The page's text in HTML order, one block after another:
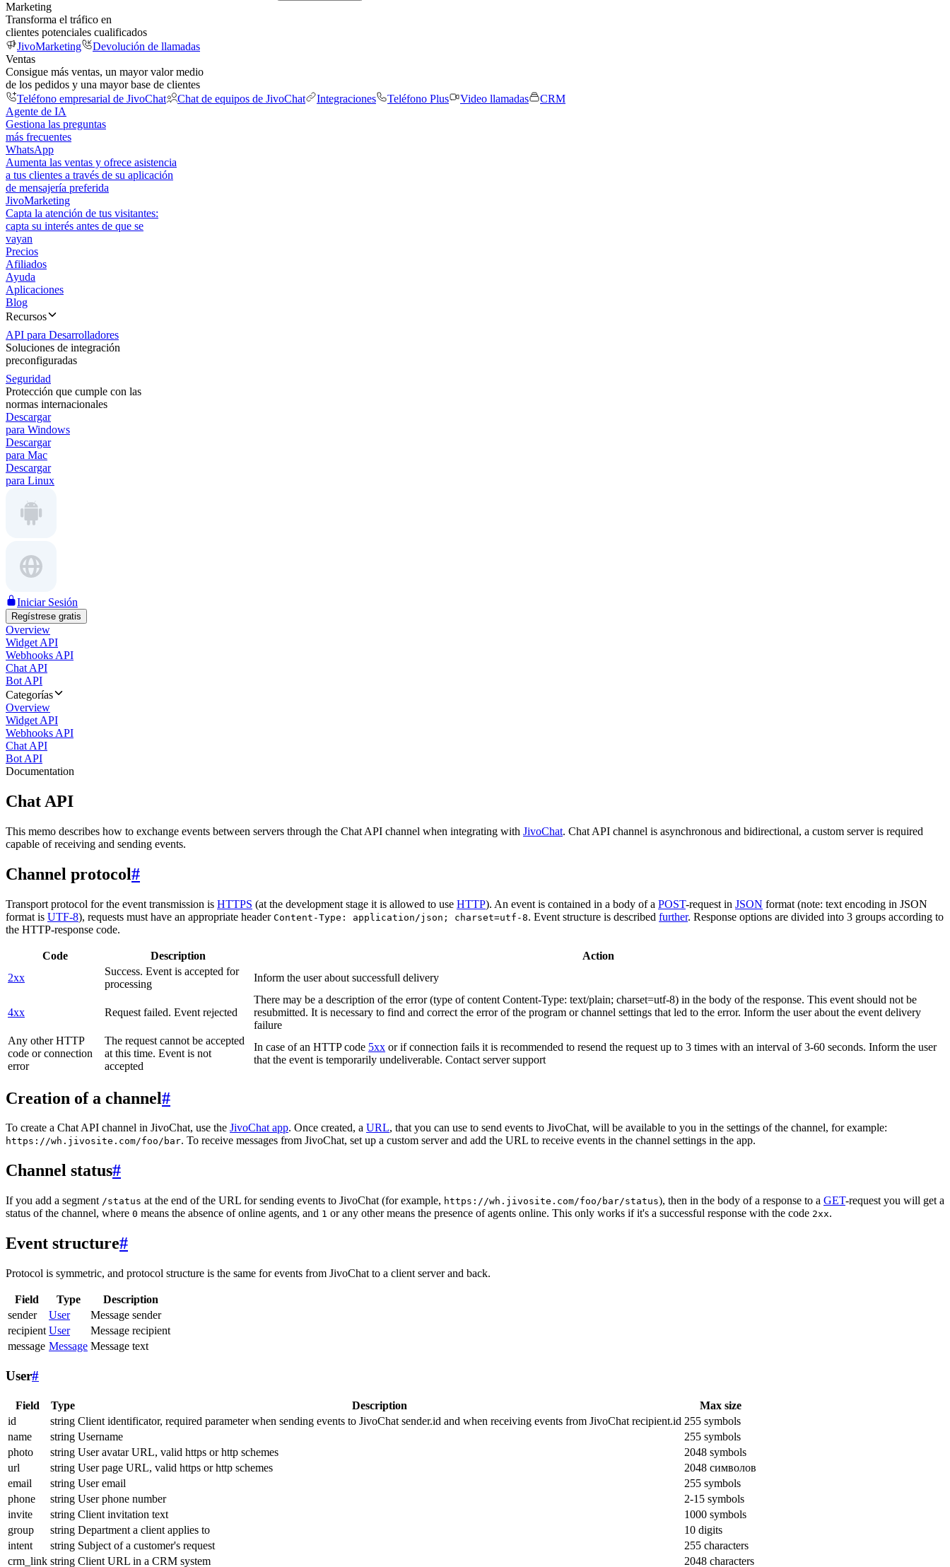
Marketing
Transforma el tráfico en
clientes potenciales cualificados
JivoMarketing
Devolución de llamadas
Ventas
Consigue más ventas, un mayor valor medio
de los pedidos y una mayor base de clientes
Teléfono empresarial de JivoChat
Chat de equipos de JivoChat Integraciones Teléfono Plus Video llamadas
CRM
Agente de IA
Gestiona las preguntas
más frecuentes
WhatsApp
Aumenta las ventas y ofrece asistencia
a tus clientes a través de su aplicación
de mensajería preferida
JivoMarketing
Capta la atención de tus visitantes:
capta su interés antes de que se
vayan
Precios
Afiliados
Ayuda
Aplicaciones
Blog
Recursos
API para Desarrolladores
Soluciones de integración
preconfiguradas
Seguridad
Protección que cumple con las
normas internacionales
Descargar
para Windows
Descargar
para Mac
Descargar
para Linux
Iniciar Sesión
Regístrese gratis
Overview
Widget API
Webhooks API
Chat API
Bot API
Categorías
Overview
Widget API
Webhooks API
Chat API
Bot API
Documentation
Chat API
This memo describes how to exchange events between servers through the Chat API channel when integrating with JivoChat. Chat API channel is asynchronous and bidirectional, a custom server is required
capable of receiving and sending events.
Channel protocol#
Transport protocol for the event transmission is HTTPS (at the development stage it is allowed to use HTTP). An event is contained in a body of a POST-request in JSON format (note: text encoding in JSON
format is UTF-8), requests must have an appropriate header Content-Type: application/json; charset=utf-8. Event structure is described further. Response options are divided into 3 groups according to
the HTTP-response code.
Code Description
Action
2xx
Success. Event is accepted for
processing
Inform the user about successfull delivery
4xx Request failed. Event rejected
There may be a description of the error (type of content Content-Type: text/plain; charset=utf-8) in the body of the response. This event should not be
resubmitted. It is necessary to find and correct the error of the program or channel settings that led to the error. Inform the user about the event delivery
failure
Any other HTTP
code or connection
error
The request cannot be accepted
at this time. Event is not
accepted
In case of an HTTP code 5xx or if connection fails it is recommended to resend the request up to 3 times with an interval of 3-60 seconds. Inform the user
that the event is temporarily undeliverable. Contact server support
Creation of a channel#
To create a Chat API channel in JivoChat, use the JivoChat app. Once created, a URL, that you can use to send events to JivoChat, will be available to you in the settings of the channel, for example:
https://wh.jivosite.com/foo/bar. To receive messages from JivoChat, set up a custom server and add the URL to receive events in the channel settings in the app.
Channel status#
If you add a segment /status at the end of the URL for sending events to JivoChat (for example, https://wh.jivosite.com/foo/bar/status), then in the body of a response to a GET-request you will get a
status of the channel, where 0 means the absence of online agents, and 1 or any other means the presence of agents online. This only works if it's a successful response with the code 2xx.
Event structure#
Protocol is symmetric, and protocol structure is the same for events from JivoChat to a client server and back.
Field Type
Description
sender
User
Message sender
recipient User
Message recipient
message Message Message text
User#
Field Type Description
Max size
id
string Client identificator, required parameter when sending events to JivoChat sender.id and when receiving events from JivoChat recipient.id 255 symbols
name
string Username
255 symbols
photo
string User avatar URL, valid https or http schemes
2048 symbols
url
string User page URL, valid https or http schemes
2048 символов
email
string User email
255 symbols
phone
string User phone number
2-15 symbols
invite
string Client invitation text
1000 symbols
group
string Department a client applies to
10 digits
intent
string Subject of a customer's request
255 characters
crm_link string Client URL in a CRM system 2048 characters